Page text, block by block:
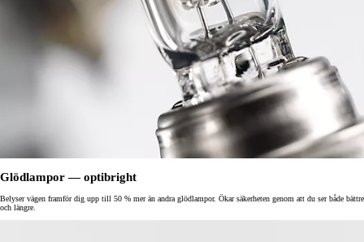
Glödlampor — optibright
Belyser vägen framför dig upp till 50 % mer än andra glödlampor. Ökar säkerheten genom att du ser både bättre
och längre.